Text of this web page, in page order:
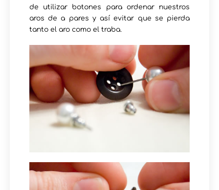
de utilizar botones para ordenar nuestros
aros de a pares y así evitar que se pierda
tanto el aro como el traba.